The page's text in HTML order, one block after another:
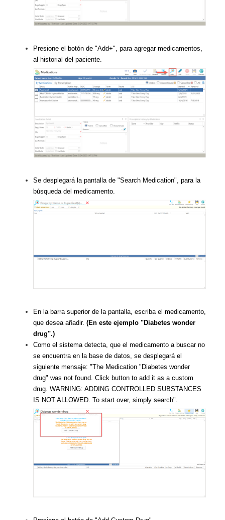
Presione el botón de "Add+", para agregar medicamentos,
al historial del paciente.
Se desplegará la pantalla de "Search Medication", para la
búsqueda del medicamento.
En la barra superior de la pantalla, escriba el medicamento,
que desea añadir. (En este ejemplo "Diabetes wonder
drug".)
Como el sistema detecta, que el medicamento a buscar no
se encuentra en la base de datos, se desplegará el
siguiente mensaje: "The Medication "Diabetes wonder
drug" was not found. Click button to add it as a custom
drug. WARNING: ADDING CONTROLLED SUBSTANCES
IS NOT ALLOWED. To start over, simply search".